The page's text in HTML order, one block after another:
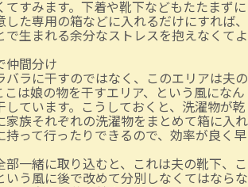
てすみます。下着や靴下などもたたまずに
た専用の箱などに入れるだけにすれば、
で生まれる余分なストレスを抱えなくてよ
仲間分け
バラに干すのではなく、このエリアは夫の
は娘の物を干すエリア、という風になん
しています。こうしておくと、洗濯物が乾
家族それぞれの洗濯物をまとめて箱に入れ
持って行ったりできるので、効率が良く早
部一緒に取り込むと、これは夫の靴下、こ
いう風に後で改めて分別しなくてはならな